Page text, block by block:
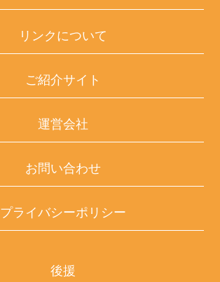
リンクについて
ご紹介サイト
運営会社
お問い合わせ
プライバシーポリシー
後援